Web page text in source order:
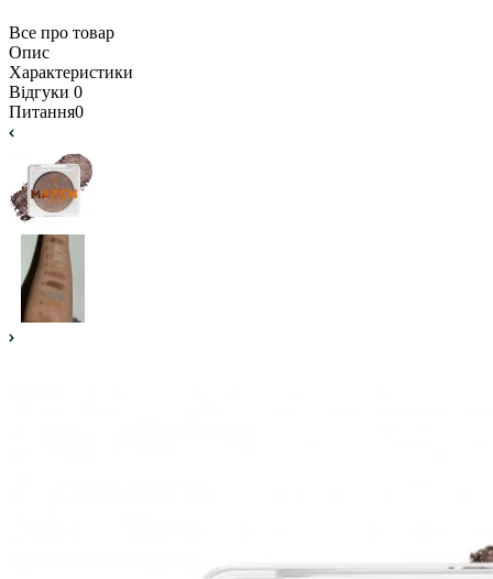
Все про товар
Опис
Характеристики
Відгуки 0
Питання0